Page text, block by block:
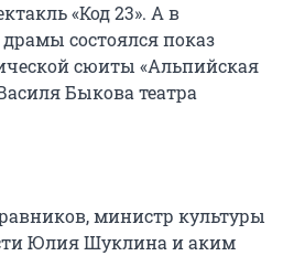
«Код 23». А в
состоялся показ
сюиты «Альпийская
Быкова театра
министр культуры
Юлия Шуклина и аким